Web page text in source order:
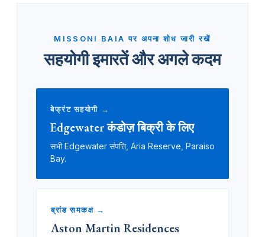
MISSONI BAIA पर अपना शोध जारी रखें
सहयोगी इमारतें और अगले कदम
बेफ्रंट सहयोगी →
Edgewater कंडोज़ बिक्री के लिए
सभी Edgewater संपत्ति, Aria Reserve, Paraiso
Bay.
ब्रांड समकक्ष →
Aston Martin Residences